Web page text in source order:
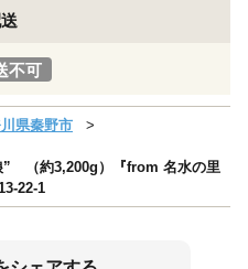
不可
県秦野市
” （約3,200g）『from 名水の里
22-1